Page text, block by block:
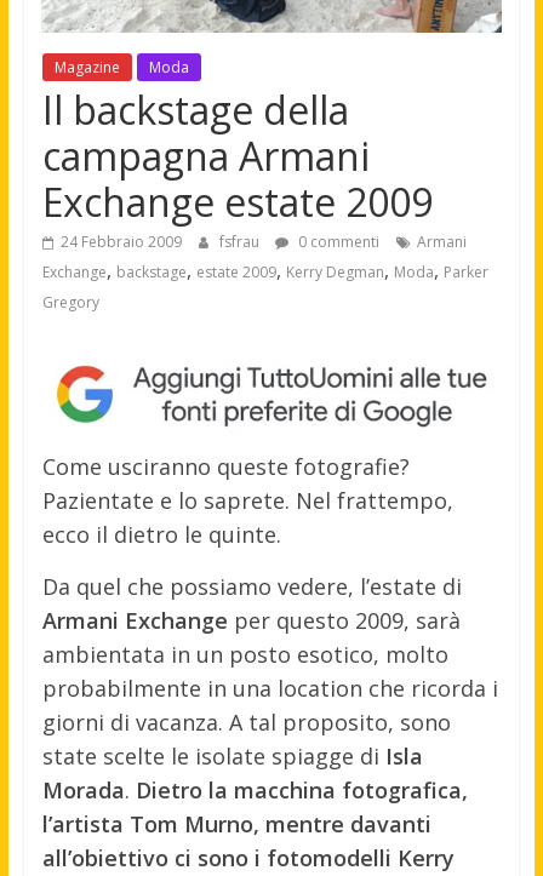
Magazine Moda
Il backstage della
campagna Armani
Exchange estate 2009
24 Febbraio 2009 fsfrau 0 commenti
Armani
Exchange, backstage, estate 2009, Kerry Degman, Moda, Parker
Gregory
Come usciranno queste fotografie?
Pazientate e lo saprete. Nel frattempo,
ecco il dietro le quinte.
Da quel che possiamo vedere, l’estate di
Armani Exchange per questo 2009, sarà
ambientata in un posto esotico, molto
probabilmente in una location che ricorda i
giorni di vacanza. A tal proposito, sono
state scelte le isolate spiagge di Isla
Morada. Dietro la macchina fotografica,
l’artista Tom Murno, mentre davanti
all’obiettivo ci sono i fotomodelli Kerry